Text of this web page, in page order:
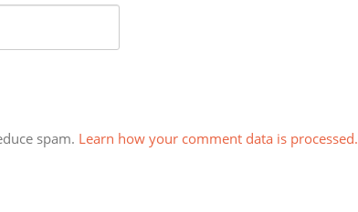
spam. Learn how your comment data is processed.